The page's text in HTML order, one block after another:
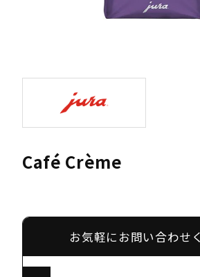
Café Crème
お気軽にお問い合わせ